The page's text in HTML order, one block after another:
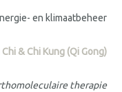
en klimaatbeheer
Chi & Chi Kung (Qi Gong)
therapie